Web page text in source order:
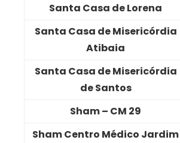
Santa Casa de Lorena
Santa Casa de Misericórdia
Atibaia
Santa Casa de Misericórdia
de Santos
Sham – CM 29
Sham Centro Médico Jardim